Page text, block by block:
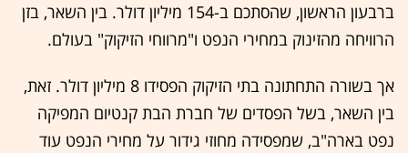
ברבעון הראשון, שהסתכם ב-154 מיליון דולר. בין השאר, בזן
הרוויחה מהזינוק במחירי הנפט ו"מרווחי הזיקוק" בעולם.
אך בשורה התחתונה בתי הזיקוק הפסידו 8 מיליון דולר. זאת,
בין השאר, בשל הפסדים של חברת הבת קנטיום המפיקה
נפט בארה"ב, שמפסידה מחוזי גידור על מחירי הנפט עוד